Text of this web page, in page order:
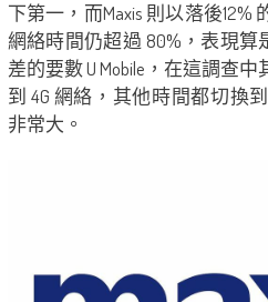
下第一，而Maxis 則以落後12%
網絡時間仍超過 80%，表現
差的要數 U Mobile，在這調查
到 4G 網絡，其他時間都切換
非常大。